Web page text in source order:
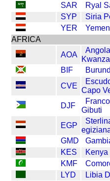
SAR
Ryal
SYP
Siria
YER
AFRICA
AOA
Kwanza
BIF
CVE
Capo
DJF
Gibuti
EGP
GMD
KES
KMF
LYD
Libia